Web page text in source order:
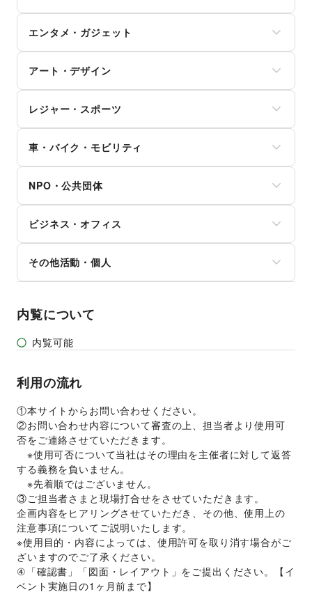
その他ファッション
その他フード・飲食
犬・猫・ペット
日用雑貨
食器・陶磁器
その他インテリア・生活雑貨
冠婚葬祭
資格・習い事
リフォーム
住宅（購入・賃貸）
たばこ
修理・メンテナンス
就職・転職・求人
不動産投資
その他金融サービス
学習教材・通信教育
子供向け教室・レッスン
塾・家庭教師
おもちゃ・絵本
その他子育て・教育
ダイエット・健康グッズ
美容・コスメ・香水
ヘアケア・シャンプー
美容家電
ヘアサロン・ネイルサロン
マッサージ・整体
女性用品・フェムテック
コンタクトレンズ
医療・医薬品
その他美容・健康
エンタメ・ガジェット
スマホアクセサリー
ガジェット
ゲーム
アニメ
コミック・マンガ
アイドル・芸能人
CD・DVD・本・雑誌
Webメディア・アプリ
テレビ・ドラマ
映画
音楽・ライブ
演劇
占い
その他エンタメ・ガジェット
アート・デザイン
写真・イラストレーション
立体作品・彫刻
その他アート・デザイン
レジャー・スポーツ
キャンプ・アウトドア
野球
サッカー
バスケットボール
ゴルフ
その他レジャー・スポーツ
車・バイク・モビリティ
バイク・オートバイ
自転車・ロードバイク
マイクロモビリティ
その他車・バイク・モビリティ
NPO・公共団体
外国団体・大使館
募金・寄付
NPO・ボランティア活動
その他NPO・公共団体
ビジネス・オフィス
オフィス家具・OA機器
イベント企画・運営
その他活動・個人
内覧について
内覧可能
利用の流れ
①本サイトからお問い合わせください。
②お問い合わせ内容について審査の上、担当者より使用可
否をご連絡させていただきます。
※使用可否について当社はその理由を主催者に対して返答
する義務を負いません。
※先着順ではございません。
③ご担当者さまと現場打合せをさせていただきます。
企画内容をヒアリングさせていただき、その他、使用上の
注意事項についてご説明いたします。
※使用目的・内容によっては、使用許可を取り消す場合がご
ざいますのでご了承ください。
④「確認書」「図面・レイアウト」をご提出ください。【イ
ベント実施日の1ヶ月前まで】